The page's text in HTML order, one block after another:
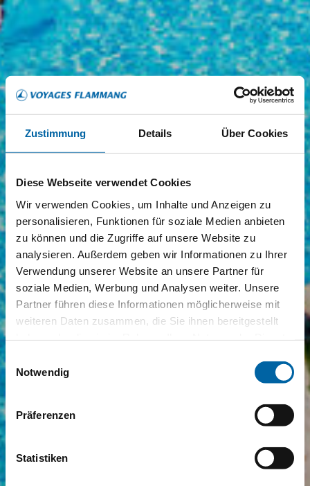
Zustimmung Details Über Cookies
Diese Webseite verwendet Cookies
Wir verwenden Cookies, um Inhalte und Anzeigen zu
personalisieren, Funktionen für soziale Medien anbieten
zu können und die Zugriffe auf unsere Website zu
analysieren. Außerdem geben wir Informationen zu Ihrer
Verwendung unserer Website an unsere Partner für
soziale Medien, Werbung und Analysen weiter. Unsere
Partner führen diese Informationen möglicherweise mit
weiteren Daten zusammen, die Sie ihnen bereitgestellt
Einwilligungsauswahl
Notwendig
Präferenzen
Statistiken